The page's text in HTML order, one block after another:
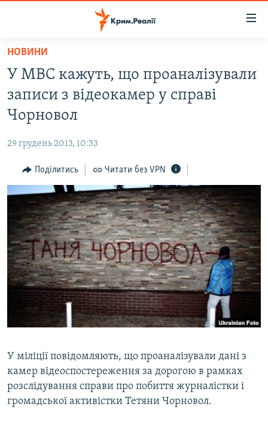
Перейти
основного
матеріалу
Перейти
основної
навігації
Перейти
до
пошуку
ВІДЕО ТА ФОТО
БЛОГИ
ПОГЛЯД
ІНТЕРВ'Ю
ВСЕ ЗА ДЕНЬ
СПЕЦПРОЕКТИ
ДЕПОРТАЦІЯ
ВІДЕОУРОКИ «ELIFBE»
СВІДЧЕННЯ ОКУПАЦІЇ
УКРАЇНСЬКА ПРОБЛЕМА КРИМУ
ЯК ОБІЙТИ БЛОКУВАННЯ
Русский
Qırımtatar
Усі сайти RFE/RL
НОВИНИ
У МВС кажуть, що проаналізували
записи з відеокамер у справі
Чорновол
29 грудень 2013, 10:33
Поділитись Читати без VPN
У міліції повідомляють, що проаналізували дані з
камер відеоспостереження за дорогою в рамках
розслідування справи про побиття журналістки і
громадської активістки Тетяни Чорновол.